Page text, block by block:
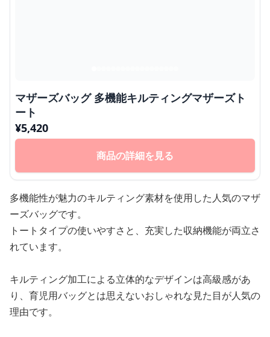
マザーズバッグ 多機能キルティングマザーズト
ート
¥5,420
商品の詳細を見る
多機能性が魅力のキルティング素材を使用した人気のマザ
ーズバッグです。
トートタイプの使いやすさと、充実した収納機能が両立さ
れています。
キルティング加工による立体的なデザインは高級感があ
り、育児用バッグとは思えないおしゃれな見た目が人気の
理由です。